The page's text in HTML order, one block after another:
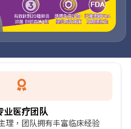
业医疗团队
理，团队拥有丰富临床经验